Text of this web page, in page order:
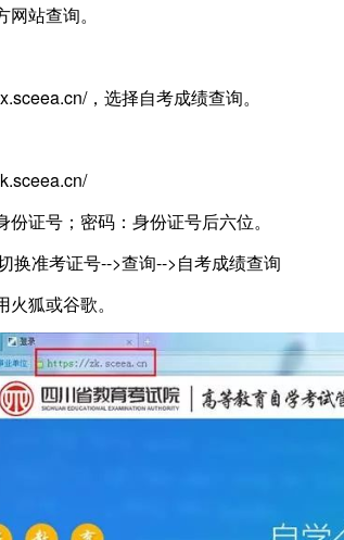
站查询。
，选择自考成绩查询。
证号；密码：身份证号后六位。
准考证号-->查询-->自考成绩查询
狐或谷歌。